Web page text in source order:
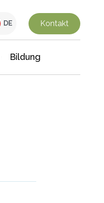
DE Kontakt
Bildung